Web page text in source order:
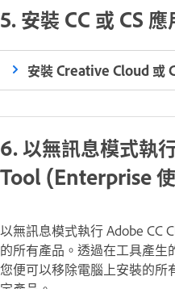
5. 安裝 CC 或 CS
安裝 Creative Cloud 或
6. 以無訊息模式執
Tool (Enterprise
以無訊息模式執行 Adobe CC
的所有產品。透過在工具產生
您便可以移除電腦上安裝的所